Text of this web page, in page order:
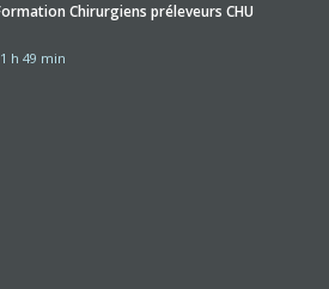
Chirurgiens préleveurs CHU
h 49 min